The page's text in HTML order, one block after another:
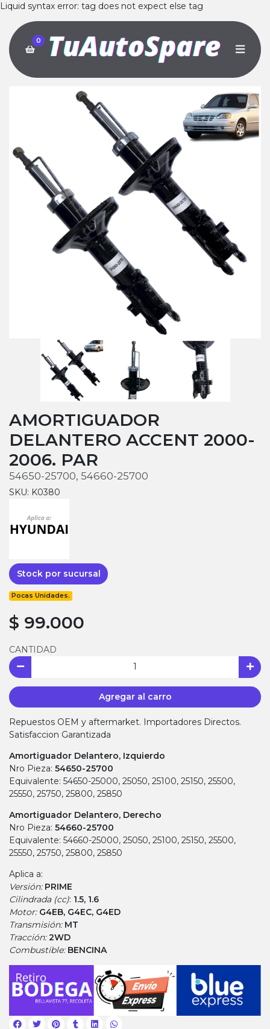
Liquid syntax error: tag does not expect else tag
0
AMORTIGUADOR
DELANTERO ACCENT 2000-
2006. PAR
54650-25700, 54660-25700
SKU: K0380
Stock por sucursal
Pocas Unidades.
$ 99.000
CANTIDAD
Agregar al carro
Repuestos OEM y aftermarket. Importadores Directos.
Satisfaccion Garantizada
Amortiguador Delantero, Izquierdo
Nro Pieza: 54650-25700
Equivalente: 54650-25000, 25050, 25100, 25150, 25500,
25550, 25750, 25800, 25850
Amortiguador Delantero, Derecho
Nro Pieza: 54660-25700
Equivalente: 54660-25000, 25050, 25100, 25150, 25500,
25550, 25750, 25800, 25850
Aplica a:
Versión: PRIME
Cilindrada (cc): 1.5, 1.6
Motor: G4EB, G4EC, G4ED
Transmisión: MT
Tracción:2WD
Combustible: BENCINA